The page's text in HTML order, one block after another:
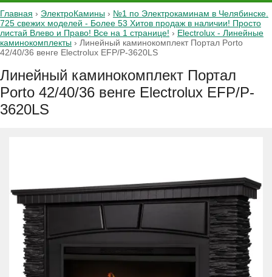
Главная › ЭлектроКамины › №1 по Электрокаминам в Челябинске.
725 свежих моделей - Более 53 Хитов продаж в наличии! Просто
листай Влево и Право! Все на 1 странице! › Electrolux - Линейные
каминокомплекты › Линейный каминокомплект Портал Porto
42/40/36 венге Electrolux EFP/P-3620LS
Линейный каминокомплект Портал
Porto 42/40/36 венге Electrolux EFP/P-
3620LS